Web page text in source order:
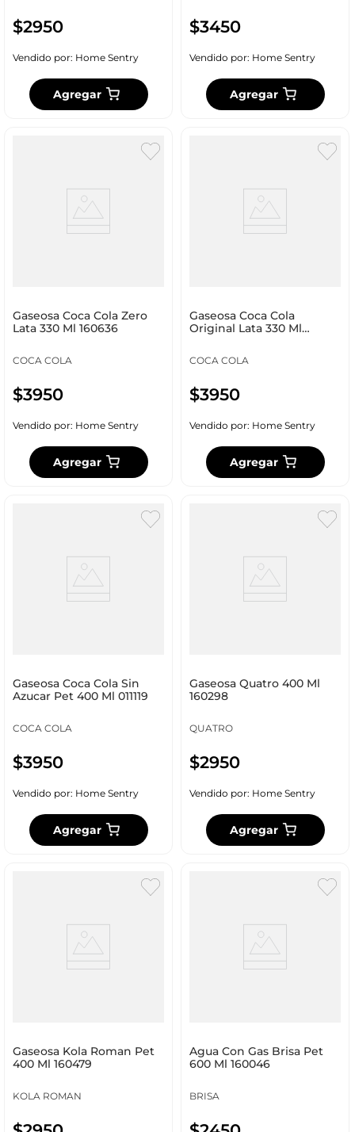
$2950
Vendido por: Home Sentry
Agregar
$3450
Vendido por: Home Sentry
Agregar
Gaseosa Coca Cola Zero
Lata 330 Ml 160636
COCA COLA
$3950
Vendido por: Home Sentry
Agregar
Gaseosa Coca Cola
Original Lata 330 Ml
COCA COLA
$3950
Vendido por: Home Sentry
Agregar
Gaseosa Coca Cola Sin
Azucar Pet 400 Ml 011119
COCA COLA
$3950
Vendido por: Home Sentry
Agregar
Gaseosa Quatro 400 Ml
160298
QUATRO
$2950
Vendido por: Home Sentry
Agregar
Gaseosa Kola Roman Pet
400 Ml 160479
KOLA ROMAN
Agua Con Gas Brisa Pet
600 Ml 160046
BRISA